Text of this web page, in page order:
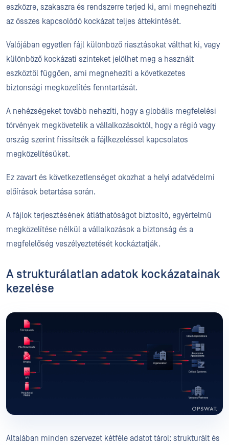
eszközre, szakaszra és rendszerre terjed ki, ami megnehezíti
az összes kapcsolódó kockázat teljes áttekintését.
Valójában egyetlen fájl különböző riasztásokat válthat ki, vagy
különböző kockázati szinteket jelölhet meg a használt
eszköztől függően, ami megnehezíti a következetes
biztonsági megközelítés fenntartását.
A nehézségeket tovább nehezíti, hogy a globális megfelelési
törvények megkövetelik a vállalkozásoktól, hogy a régió vagy
ország szerint frissítsék a fájlkezeléssel kapcsolatos
megközelítésüket.
Ez zavart és következetlenséget okozhat a helyi adatvédelmi
előírások betartása során.
A fájlok terjesztésének átláthatóságot biztosító, egyértelmű
megközelítése nélkül a vállalkozások a biztonság és a
megfelelőség veszélyeztetését kockáztatják.
A strukturálatlan adatok kockázatainak
kezelése
Általában minden szervezet kétféle adatot tárol: strukturált és